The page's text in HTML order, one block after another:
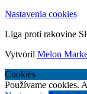
Nastavenia cookies
Liga proti rakovine
Vytvoril Melon
Cookies
Používame cookies.